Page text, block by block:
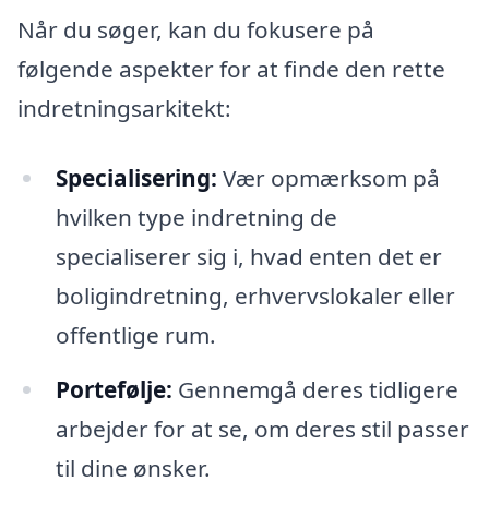
Når du søger, kan du fokusere på
følgende aspekter for at finde den rette
indretningsarkitekt:
Specialisering: Vær opmærksom på
hvilken type indretning de
specialiserer sig i, hvad enten det er
boligindretning, erhvervslokaler eller
offentlige rum.
Portefølje: Gennemgå deres tidligere
arbejder for at se, om deres stil passer
til dine ønsker.